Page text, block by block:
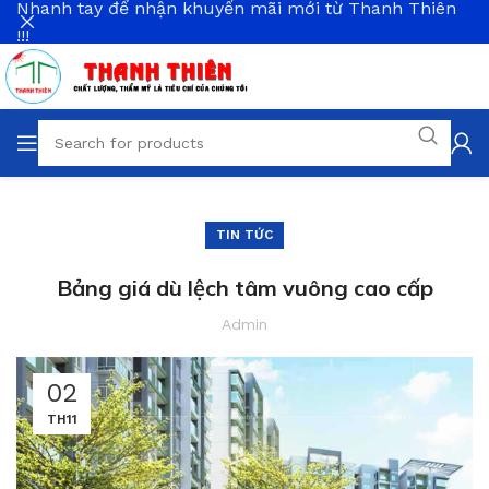
TIN TỨC
Bảng giá dù lệch tâm vuông cao cấp
Admin
02
TH11
Nhanh tay để nhận khuyến mãi mới từ Thanh Thiên
!!!